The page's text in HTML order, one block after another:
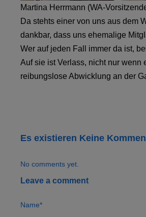
Martina Herrmann (WA-
Da stehts einer von uns aus dem
dankbar, dass uns ehemalige
Wer auf jeden Fall immer da ist,
Auf sie ist Verlass, nicht nur wenn
reibungslose Abwicklung an der
Es existieren Keine
No comments yet.
Leave a comment
Name*